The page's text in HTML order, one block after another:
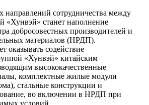
сотрудничества между
станет наполнение
добросовестных производителей и
материалов (НРДП).
оказывать содействие
«Хунвэй» китайским
высококачественные
комплектные жилые модули
стальные конструкции и
во включении в НРДП при